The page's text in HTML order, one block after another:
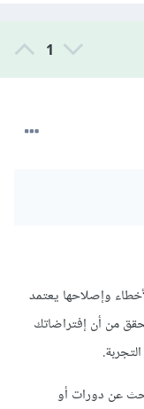
1
وإصلاحها يعتمد
من أن إفتراضاتك
عن دورات أو